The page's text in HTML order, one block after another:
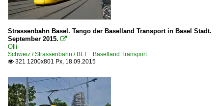
Strassenbahn Basel. Tango der Baselland Transport in Basel Stadt.
September 2015. 
Olli
Schweiz / Strassenbahn / BLT Baselland Transport
 321 1200x801 Px, 18.09.2015